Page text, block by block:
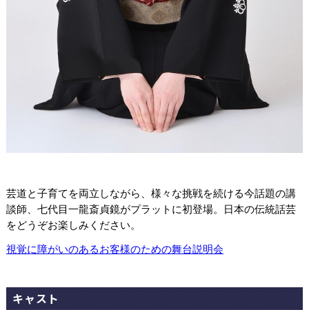
芸道と子育てを両立しながら、様々な挑戦を続ける今話題の講
談師、七代目一龍斎貞鏡がプラットに初登場。日本の伝統話芸
をどうぞお楽しみください。
視覚に障がいのあるお客様のための舞台説明会
キャスト